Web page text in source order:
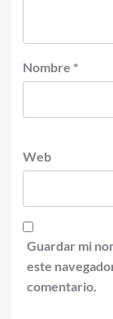
Nombre *
Web
Guardar mi
este
comentario.